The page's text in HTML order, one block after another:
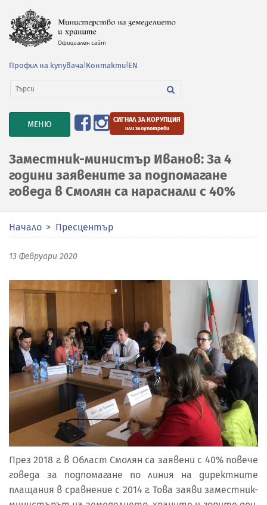
Профил на купувача Контакти EN
TOGGLE
NAVIGATION
МЕНЮ СИГНАЛ ЗА КОРУПЦИЯ
или злоупотреби
Заместник-министър Иванов: За 4
години заявените за подпомагане
говеда в Смолян са нараснали с 40%
Начало Пресцентър
13 Февруари 2020
През 2018 г. в Област Смолян са заявени с 40% повече
говеда за подпомагане по линия на директните
плащания в сравнение с 2014 г. Това заяви заместник-